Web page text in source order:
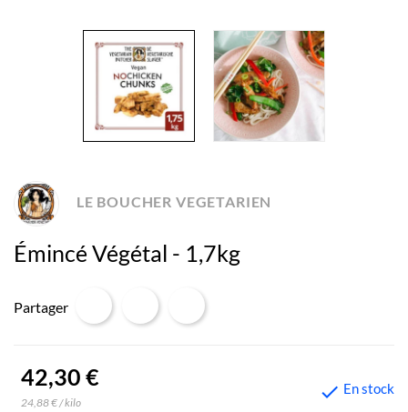
LE BOUCHER VEGETARIEN
Émincé Végétal - 1,7kg
Partager
42,30 €
24,88 € / kilo  En stock